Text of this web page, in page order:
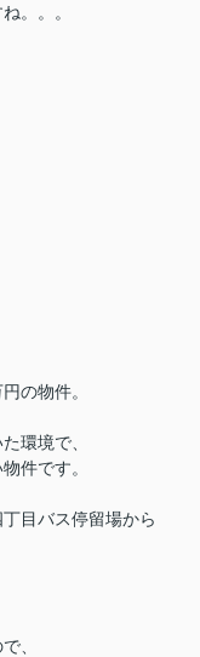
。。。
の物件。
環境で、
件です。
目バス停留場から
、